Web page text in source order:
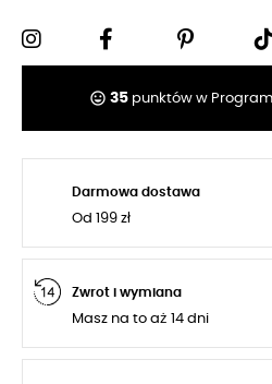
tag_faces 35punktów w
Darmowa dostawa
Od 199 zł
Zwrot i wymiana
Masz na to aż 14 dni